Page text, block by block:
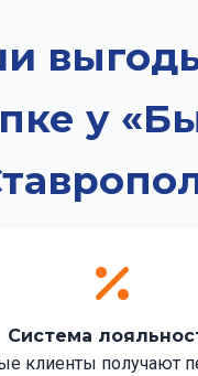
у
Система
клиенты получают